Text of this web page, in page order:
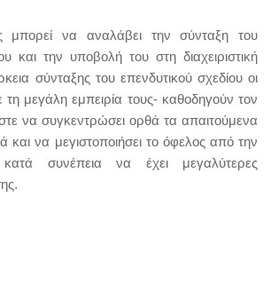
μπορεί να αναλάβει την σύνταξη του
και την υποβολή του στη διαχειριστική
σύνταξης του επενδυτικού σχεδίου οι
μεγάλη εμπειρία τους- καθοδηγούν τον
να συγκεντρώσει ορθά τα απαιτούμενα
και να μεγιστοποιήσει το όφελος από την
συνέπεια να έχει μεγαλύτερες